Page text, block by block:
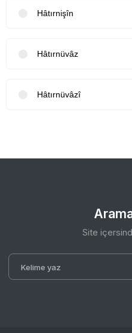
Hâtırnişîn
Hâtırnüvâz
Hâtırnüvâzî
Site